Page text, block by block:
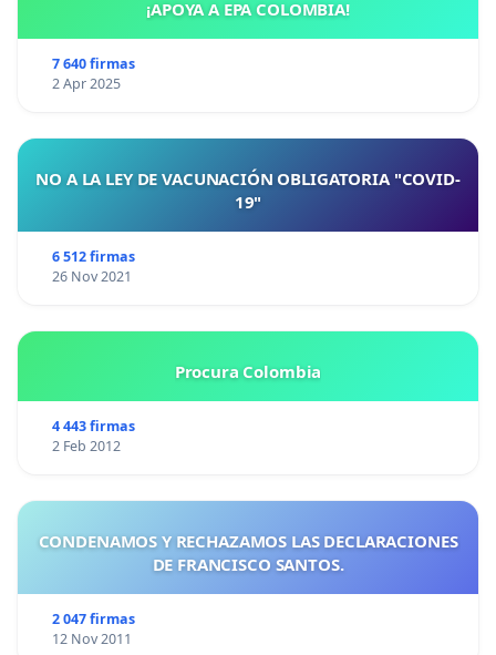
¡APOYA A EPA COLOMBIA!
7 640 firmas
2 Apr 2025
NO A LA LEY DE VACUNACIÓN OBLIGATORIA "COVID-
19"
6 512 firmas
26 Nov 2021
Procura Colombia
4 443 firmas
2 Feb 2012
CONDENAMOS Y RECHAZAMOS LAS DECLARACIONES
DE FRANCISCO SANTOS.
2 047 firmas
12 Nov 2011